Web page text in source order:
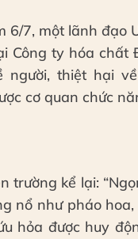
6/7, một lãnh đạo
Công ty hóa chất
thiệt hại
cơ quan chức
trường kể lại:
nổ như pháo
hỏa được huy